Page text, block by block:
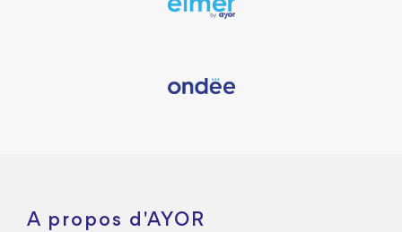
A propos d'AYOR